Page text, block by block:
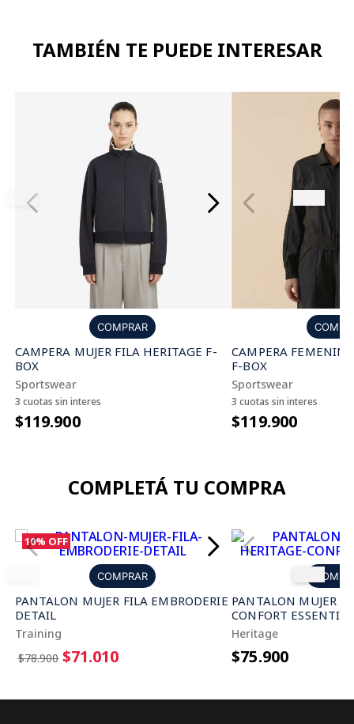
TAMBIÉN TE PUEDE INTERESAR
COMPRAR
CAMPERA MUJER FILA HERITAGE F-
BOX
Sportswear
3 cuotas sin interes
$119.900
CAMPERA
F-BOX
Sportswear
3 cuotas sin interes
$119.900
COMPLETÁ TU COMPRA
10% OFF
COMPRAR
PANTALON MUJER FILA EMBRODERIE
DETAIL
Training
$78.900 $71.010
PANTALON MUJER
CONFORT ESSENTIAL
Heritage
$75.900